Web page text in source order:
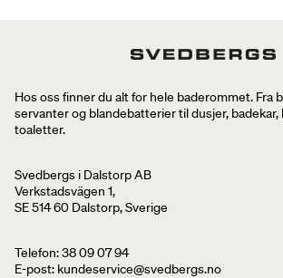
Hos oss finner du alt for hele baderommet. Fra
servanter og blandebatterier til dusjer,
toaletter.
Svedbergs i Dalstorp AB
Verkstadsvägen 1,
SE 514 60 Dalstorp, Sverige
Telefon: 38 09 07 94
E-post: kundeservice@svedbergs.no